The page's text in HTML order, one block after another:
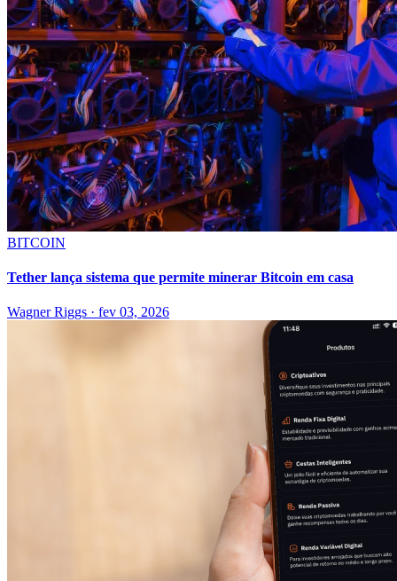
BITCOIN
Tether lança sistema que permite minerar Bitcoin em casa
Wagner Riggs · fev 03, 2026